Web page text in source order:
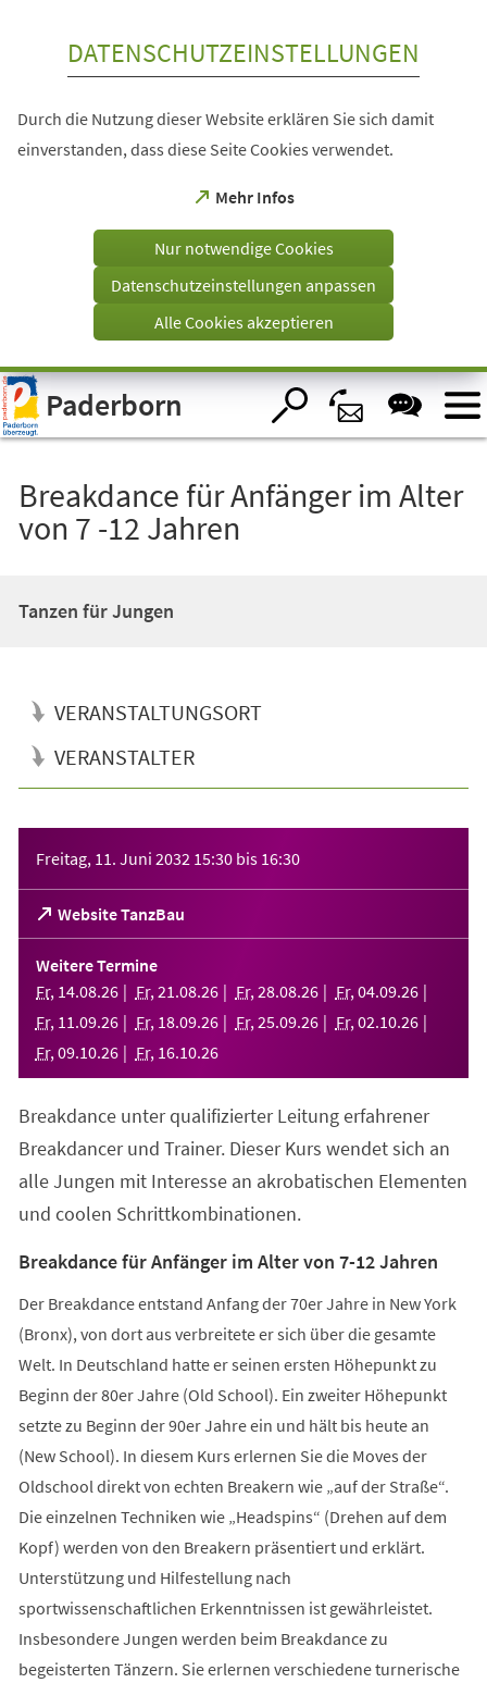
Visuelle
Assistenzsoftware
öffnen.
DATENSCHUTZEINSTELLUNGEN
Durch die Nutzung dieser Website erklären Sie sich damit
einverstanden, dass diese Seite Cookies verwendet.
Mehr Infos
(Öffnet
einem
Tab)
Nur notwendige Cookies
Datenschutzeinstellungen anpassen
Alle Cookies akzeptieren
Paderborn
Breakdance für Anfänger im Alter
von 7 -12 Jahren
Tanzen für Jungen
VERANSTALTUNGSORT
VERANSTALTER
Freitag, 11. Juni 2032 15:30 bis 16:30
Website TanzBau
(Öffnet
in
einem
neuen
Tab)
Weitere Termine
Fr, 14.08.26 Fr, 21 .08.26 Fr, 28.08.26 Fr, 04.09.26
Fr, 11 .09.26 Fr, 18.09.26 Fr, 25.09.26 Fr, 02.10.26
Fr, 09.10.26 Fr, 16.10.26
Breakdance unter qualifizierter Leitung erfahrener
Breakdancer und Trainer. Dieser Kurs wendet sich an
alle Jungen mit Interesse an akrobatischen Elementen
und coolen Schrittkombinationen.
Breakdance für Anfänger im Alter von 7-12 Jahren
Der Breakdance entstand Anfang der 70er Jahre in New York
(Bronx), von dort aus verbreitete er sich über die gesamte
Welt. In Deutschland hatte er seinen ersten Höhepunkt zu
Beginn der 80er Jahre (Old School). Ein zweiter Höhepunkt
setzte zu Beginn der 90er Jahre ein und hält bis heute an
(New School). In diesem Kurs erlernen Sie die Moves der
Oldschool direkt von echten Breakern wie „auf der Straße“.
Die einzelnen Techniken wie „Headspins“ (Drehen auf dem
Kopf) werden von den Breakern präsentiert und erklärt.
Unterstützung und Hilfestellung nach
sportwissenschaftlichen Erkenntnissen ist gewährleistet.
Insbesondere Jungen werden beim Breakdance zu
begeisterten Tänzern. Sie erlernen verschiedene turnerische